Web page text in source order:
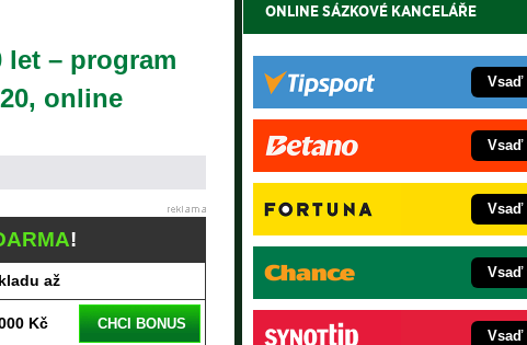
let – program
online
!
až
Kč CHCI BONUS
ONLINE SÁZKOVÉ KANCELÁŘE
Vsaď
Vsaď
Vsaď
Vsaď
Vsaď